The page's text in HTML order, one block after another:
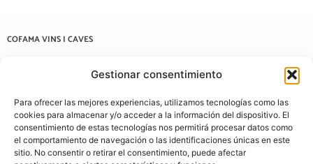
Gestionar consentimiento
Para ofrecer las mejores experiencias, utilizamos tecnologías como las
cookies para almacenar y/o acceder a la información del dispositivo. El
consentimiento de estas tecnologías nos permitirá procesar datos como
el comportamiento de navegación o las identificaciones únicas en este
sitio. No consentir o retirar el consentimiento, puede afectar
COFAMA VINS I CAVES
info@cofamavins.com